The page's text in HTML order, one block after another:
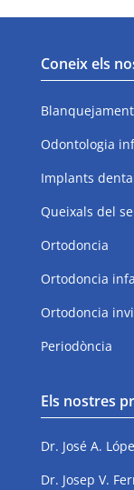
Coneix els
Odontologia
Implants
Queixals del
Ortodoncia
Ortodoncia
Ortodoncia
Periodòncia
Els nostres
Dr. José A.
Dr. Josep V.